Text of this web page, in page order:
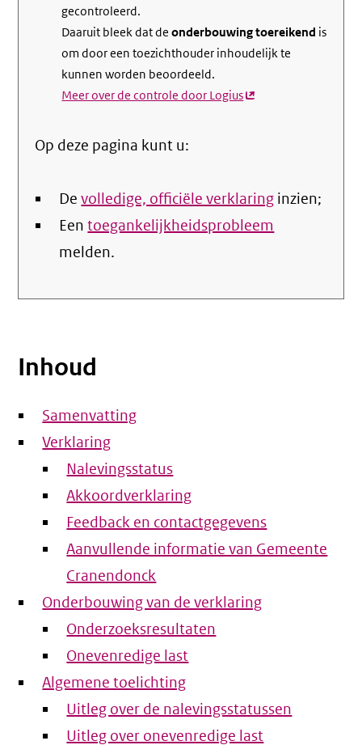
gecontroleerd.
Daaruit bleek dat deonderbouwing toereikend is
om door een toezichthouder inhoudelijk te
kunnen worden beoordeeld.
Meer over de controle door Logius(externe
Op deze pagina kunt u:
Devolledige, officiële verklaring inzien;
Eentoegankelijkheidsprobleem
melden.
Inhoud
Samenvatting
Verklaring
Nalevingsstatus
Akkoordverklaring
Feedback en contactgegevens
Aanvullende informatie van Gemeente
Cranendonck
Onderbouwing van de verklaring
Onderzoeksresultaten
Onevenredige last
Algemene toelichting
Uitleg over de nalevingsstatussen
Uitleg over onevenredige last